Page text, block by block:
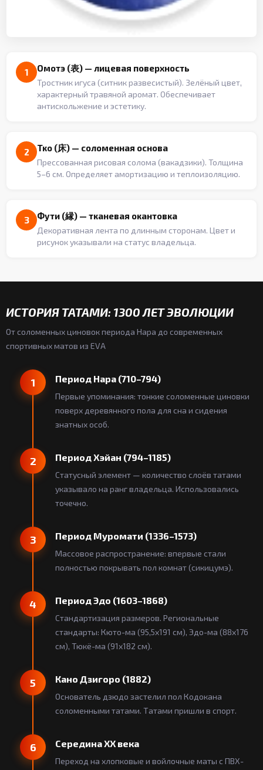
1 Омотэ (表) — лицевая поверхность
Тростник игуса (ситник развесистый). Зелёный цвет,
характерный травяной аромат. Обеспечивает
антискольжение и эстетику.
2 Тко (床) — соломенная основа
Прессованная рисовая солома (вакадзики). Толщина
5–6 см. Определяет амортизацию и теплоизоляцию.
3 Фути (縁) — тканевая окантовка
Декоративная лента по длинным сторонам. Цвет и
рисунок указывали на статус владельца.
ИСТОРИЯ ТАТАМИ: 1300 ЛЕТ ЭВОЛЮЦИИ
От соломенных циновок периода Нара до современных
спортивных матов из EVA
1 Период Нара (710–794)
Первые упоминания: тонкие соломенные циновки
поверх деревянного пола для сна и сидения
знатных особ.
2 Период Хэйан (794–1185)
Статусный элемент — количество слоёв татами
указывало на ранг владельца. Использовались
точечно.
3 Период Муромати (1336–1573)
Массовое распространение: впервые стали
полностью покрывать пол комнат (сикицумэ).
4 Период Эдо (1603–1868)
Стандартизация размеров. Региональные
стандарты: Кюто-ма (95,5x191 см), Эдо-ма (88x176
см), Тюкё-ма (91x182 см).
5 Кано Дзигоро (1882)
Основатель дзюдо застелил пол Кодокана
соломенными татами. Татами пришли в спорт.
6 Середина XX века
Переход на хлопковые и войлочные маты с ПВХ-